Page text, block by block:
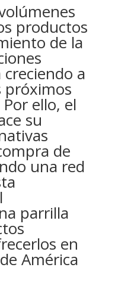
productos
de la
a
próximos
ello, el
su
de
una red
parrilla
en
América